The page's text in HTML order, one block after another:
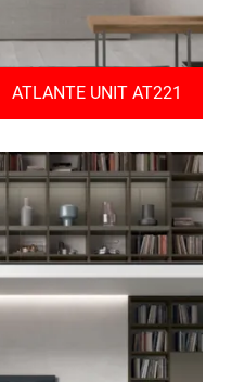
ATLANTE UNIT AT221